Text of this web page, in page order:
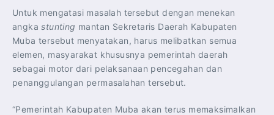
Untuk mengatasi masalah tersebut dengan menekan
angkastunting mantan Sekretaris Daerah Kabupaten
Muba tersebut menyatakan, harus melibatkan semua
elemen, masyarakat khususnya pemerintah daerah
sebagai motor dari pelaksanaan pencegahan dan
penanggulangan permasalahan tersebut.
“Pemerintah Kabupaten Muba akan terus memaksimalkan